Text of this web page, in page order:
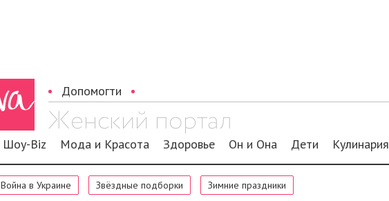
Допомогти
Шоу-Biz Мода и Красота Здоровье Он и Она Дети Кулинария
Война в Украине Звёздные подборки Зимние праздники